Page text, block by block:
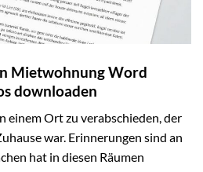
Mietwohnung Word
downloaden
einem Ort zu verabschieden, der
war. Erinnerungen sind an
hat in diesen Räumen